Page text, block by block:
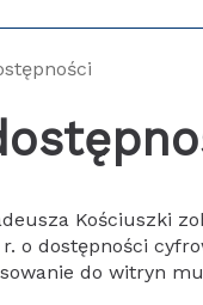
Kościuszki
o dostępności
do witryn